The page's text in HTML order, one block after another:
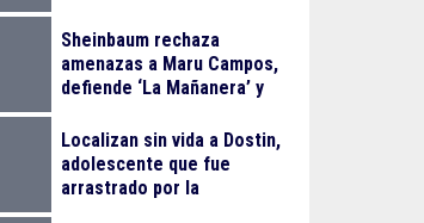
Cabezas Talavera?
Sheinbaum rechaza
amenazas a Maru Campos,
defiende ‘La Mañanera’ y
de Reforestación
Localizan sin vida a Dostin,
adolescente que fue
arrastrado por la